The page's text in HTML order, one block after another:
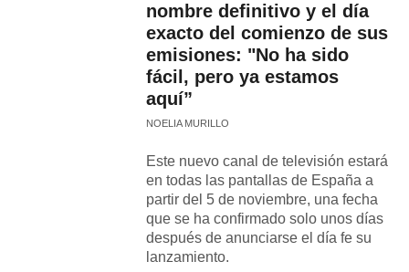
nombre definitivo y el día
exacto del comienzo de sus
emisiones: "No ha sido
fácil, pero ya estamos
aquí”
NOELIA MURILLO
Este nuevo canal de televisión estará
en todas las pantallas de España a
partir del 5 de noviembre, una fecha
que se ha confirmado solo unos días
después de anunciarse el día fe su
lanzamiento.